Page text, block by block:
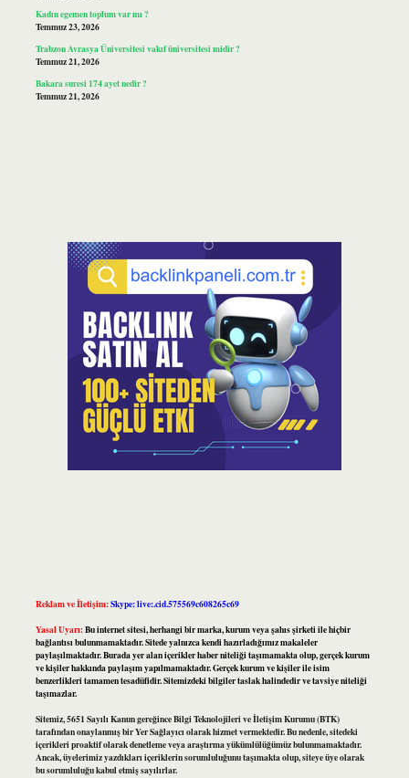
Kadın egemen toplum var mı ?
Temmuz 23, 2026
Trabzon Avrasya Üniversitesi vakıf üniversitesi midir ?
Temmuz 21, 2026
Bakara suresi 174 ayet nedir ?
Temmuz 21, 2026
Reklam ve İletişim:Skype: live:.cid.575569c608265c69
Yasal Uyarı:Bu internet sitesi, herhangi bir marka, kurum veya şahıs şirketi ile hiçbir
bağlantısı bulunmamaktadır. Sitede yalnızca kendi hazırladığımız makaleler
paylaşılmaktadır. Burada yer alan içerikler haber niteliği taşımamakta olup, gerçek kurum
ve kişiler hakkında paylaşım yapılmamaktadır. Gerçek kurum ve kişiler ile isim
benzerlikleri tamamen tesadüfidir. Sitemizdeki bilgiler taslak halindedir ve tavsiye niteliği
taşımazlar.
Sitemiz, 5651 Sayılı Kanun gereğince Bilgi Teknolojileri ve İletişim Kurumu (BTK)
tarafından onaylanmış bir Yer Sağlayıcı olarak hizmet vermektedir. Bu nedenle, sitedeki
içerikleri proaktif olarak denetleme veya araştırma yükümlülüğümüz bulunmamaktadır.
Ancak, üyelerimiz yazdıkları içeriklerin sorumluluğunu taşımakta olup, siteye üye olarak
bu sorumluluğu kabul etmiş sayılırlar.